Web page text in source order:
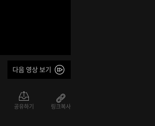
다음 영상 보기
공유하기 링크복사